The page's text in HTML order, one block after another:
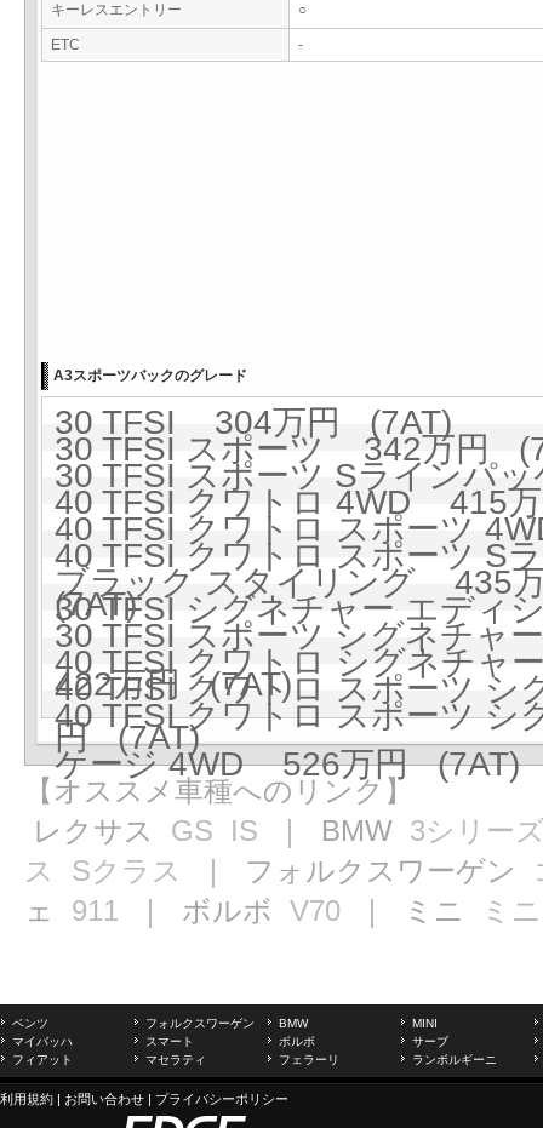
キーレスエントリー ○
ETC -
A3スポーツバックのグレード
30 TFSI 304万円 (7AT)
30 TFSI スポーツ 342万円
30 TFSI スポーツ Sラインパ
40 TFSI クワトロ 4WD 415
40 TFSI クワトロ スポーツ
40 TFSI クワトロ スポーツ
(7AT)
ブラック スタイリング 435
30 TFSI シグネチャー エデ
30 TFSI スポーツ シグネチ
422万円 (7AT)
40 TFSI クワトロ シグネチ
40 TFSI クワトロ スポーツ
円 (7AT)
40 TFSI クワトロ スポーツ シ
ケージ 4WD 526万円 (7AT)
【オススメ車種へのリンク】
レクサス GS IS ｜ BMW 3シリー
ス
Sクラス ｜ フォルクスワーゲン
ェ 911 ｜ ボルボ V70 ｜ ミニ ミニ
ベンツ フォルクスワーゲン BMW
MINI
マイバッハ
スマート ボルボ
サーブ
フィアット
マセラティ フェラーリ ランボルギーニ
利用規約 | お問い合わせ | プライバシーポリシー